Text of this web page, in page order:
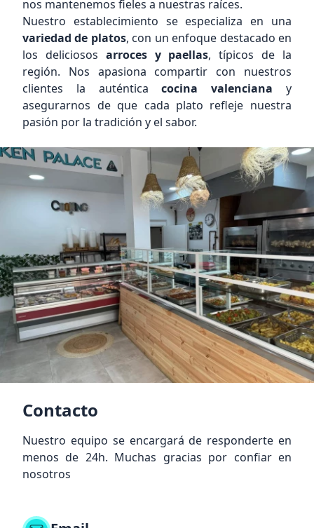
nos mantenemos fieles a nuestras raíces.
Nuestro establecimiento se especializa en una
variedad de platos, con un enfoque destacado en
los deliciosos arroces y paellas, típicos de la
región. Nos apasiona compartir con nuestros
clientes la auténticacocina valenciana y
asegurarnos de que cada plato refleje nuestra
pasión por la tradición y el sabor.
Contacto
Nuestro equipo se encargará de responderte en
menos de 24h. Muchas gracias por confiar en
nosotros